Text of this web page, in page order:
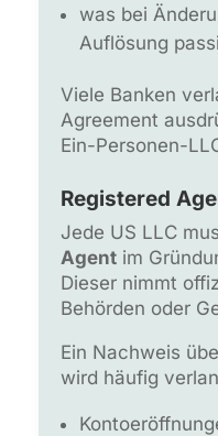
was bei
Auflösung
Viele Banken
Agreement
Ein-Personen-
Registered
Jede US LLC
Agentim
Dieser nimmt
Behörden oder
Ein Nachweis
wird häufig